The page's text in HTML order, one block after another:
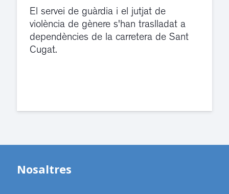
El servei de guàrdia i el jutjat de
violència de gènere s'han traslladat a
dependències de la carretera de Sant
Cugat.
Nosaltres